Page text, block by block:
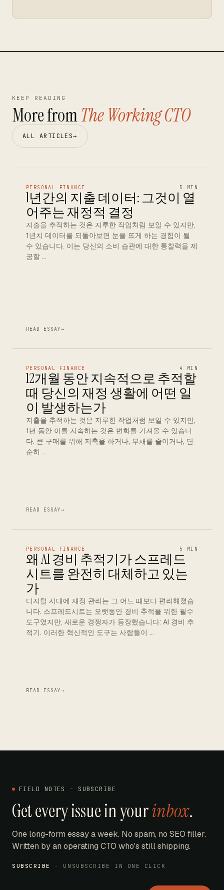
KEEP READING
More fromThe Working CTO
ALL ARTICLES→
PERSONAL FINANCE 5 MIN
1년간의 지출 데이터: 그것이 열
어주는 재정적 결정
지출을 추적하는 것은 지루한 작업처럼 보일 수 있지만,
1년치 데이터를 되돌아보면 눈을 뜨게 하는 경험이 될
수 있습니다. 이는 당신의 소비 습관에 대한 통찰력을 제
공할 …
READ ESSAY→
PERSONAL FINANCE 4 MIN
12개월 동안 지속적으로 추적할
때 당신의 재정 생활에 어떤 일
이 발생하는가
지출을 추적하는 것은 지루한 작업처럼 보일 수 있지만,
1년 동안 이를 지속하는 것은 변화를 가져올 수 있습니
다. 큰 구매를 위해 저축을 하거나, 부채를 줄이거나, 단
순히 …
READ ESSAY→
PERSONAL FINANCE 5 MIN
왜 AI 경비 추적기가 스프레드
시트를 완전히 대체하고 있는
가
디지털 시대에 재정 관리는 그 어느 때보다 편리해졌습
니다. 스프레드시트는 오랫동안 경비 추적을 위한 필수
도구였지만, 새로운 경쟁자가 등장했습니다: AI 경비 추
적기. 이러한 혁신적인 도구는 사람들이 …
READ ESSAY→
FIELD NOTES - SUBSCRIBE
Get every issue in yourinbox.
One long-form essay a week. No spam, no SEO filler.
Written by an operating CTO who's still shipping.
SUBSCRIBE - UNSUBSCRIBE IN ONE CLICK